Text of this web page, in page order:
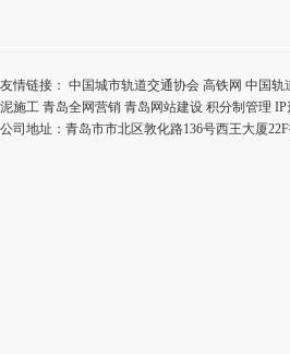
友情链接： 中国城市轨道交通协会 高铁网 中国轨
泥施工 青岛全网营销 青岛网站建设 积分制管理 IP
公司地址：青岛市市北区敦化路136号西王大厦22F